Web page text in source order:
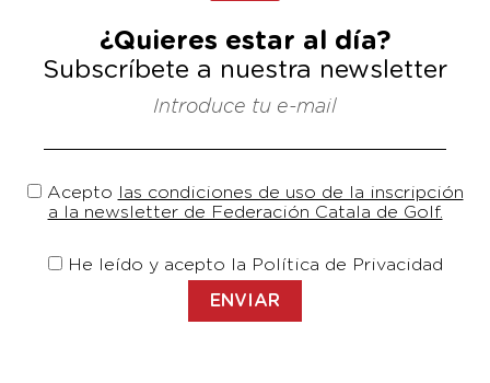
¿Quieres estar al día?
Subscríbete a nuestra newsletter
Introduce tu e-mail
Acepto las condiciones de uso de la inscripción
a la newsletter de Federación Catala de Golf.
He leído y acepto la Política de Privacidad